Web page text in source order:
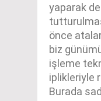
yaparak
önce
biz
işleme
iplikleriyle
Burada